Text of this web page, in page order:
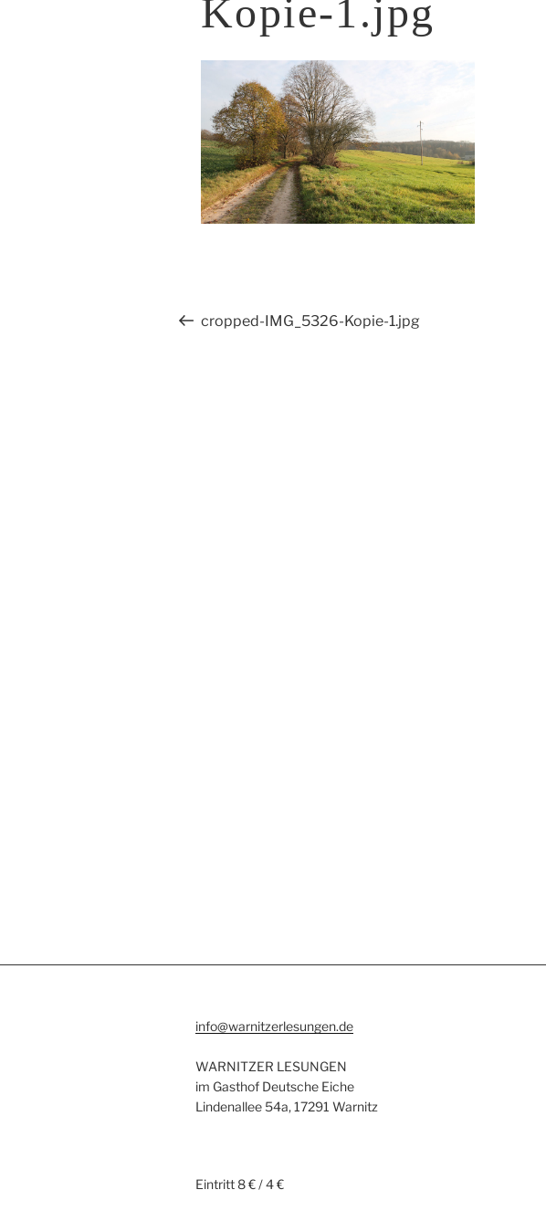
Kopie-1.jpg
Beitragsnavigation
Vorheriger
cropped-IMG_5326-Kopie-1.jpg
info@warnitzerlesungen.de
WARNITZER LESUNGEN
im Gasthof Deutsche Eiche
Lindenallee 54a, 17291 Warnitz
Eintritt 8 € / 4 €